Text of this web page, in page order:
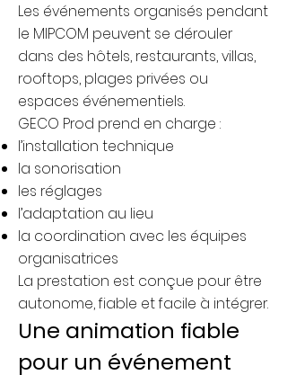
Les événements organisés pendant
le MIPCOM peuvent se dérouler
dans des hôtels, restaurants, villas,
rooftops, plages privées ou
espaces événementiels.
GECO Prod prend en charge :
l’installation technique
la sonorisation
les réglages
l’adaptation au lieu
la coordination avec les équipes
organisatrices
La prestation est conçue pour être
autonome, fiable et facile à intégrer.
Une animation fiable
pour un événement